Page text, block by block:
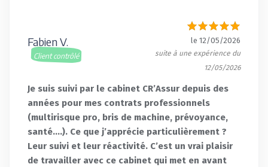
Fabien V.
Client contrôlé
le 12/05/2026
suite à une expérience du
12/05/2026
Je suis suivi par le cabinet CR’Assur depuis des
années pour mes contrats professionnels
(multirisque pro, bris de machine, prévoyance,
santé….). Ce que j’apprécie particulièrement ?
Leur suivi et leur réactivité. C’est un vrai plaisir
de travailler avec ce cabinet qui met en avant